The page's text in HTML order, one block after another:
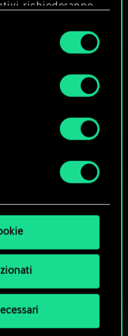
richiederanno
i cookie e su
qui sotto.